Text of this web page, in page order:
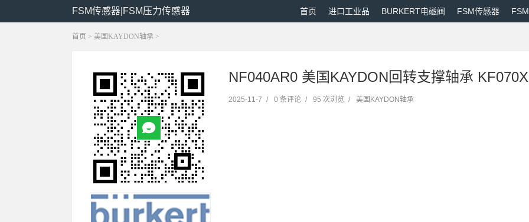
FSM传感器|FSM压力传感器 首页 进口工业品 BURKERT电磁阀 FSM传感器
首页 > 美国KAYDON轴承 >
NF040AR0 美国KAYDON回转支撑轴承
2025-11-7 / 0 条评论 / 95 次浏览 / 美国KAYDON轴承